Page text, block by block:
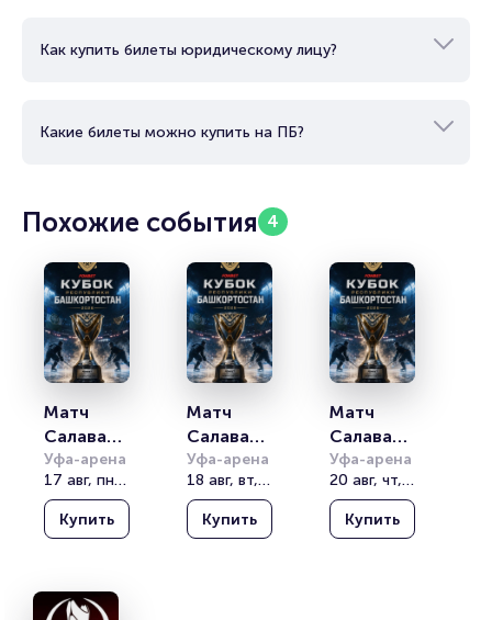
Как купить билеты юридическому лицу?
Какие билеты можно купить на ПБ?
Похожие события 4
Матч
Салават
Юлаев -
Барыс.
FONBET.
Кубок
Башкорт
Уфа-арена
17 авг, пн, 19:00
Купить
Матч
Салават
Юлаев -
Лада.
FONBET.
Кубок
Уфа-арена
18 авг, вт, 19:00
Купить
Матч
Салават
Юлаев -
Амур.
FONBET.
Кубок
Уфа-арена
20 авг, чт, 19:00
Купить